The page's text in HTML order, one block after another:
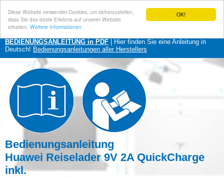
OK!
Diese Website verwendet Cookies, um sicherzustellen,
dass Sie das beste Erlebnis auf unserer Website
erhalten. Weitere Informationen
BEDIENUNGSANLEITUNG in PDF | Hier finden Sie eine Anleitung in
Deutsch! Bedienungsanleitungen aller Herstellers
Bedienungsanleitung
Huawei Reiselader 9V 2A QuickCharge
inkl.